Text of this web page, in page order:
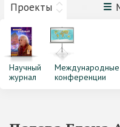
Проекты
Научный
журнал
Международные
конференции